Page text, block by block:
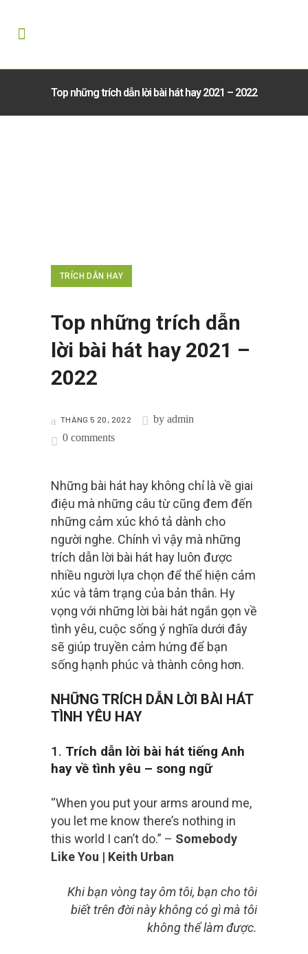
Top những trích dẫn lời bài hát hay 2021 – 2022
TRÍCH DẪN HAY
Top những trích dẫn
lời bài hát hay 2021 –
2022
THÁNG 5 20, 2022 byadmin
0 comments
Những bài hát hay không chỉ là về giai
điệu mà những câu từ cũng đem đến
những cảm xúc khó tả dành cho
người nghe. Chính vì vậy mà những
trích dẫn lời bài hát hay luôn được
nhiều người lựa chọn để thể hiện cảm
xúc và tâm trạng của bản thân. Hy
vọng với những lời bài hát ngắn gọn về
tình yêu, cuộc sống ý nghĩa dưới đây
sẽ giúp truyền cảm hứng để bạn
sống hạnh phúc và thành công hơn.
NHỮNG TRÍCH DẪN LỜI BÀI HÁT
TÌNH YÊU HAY
1. Trích dẫn lời bài hát tiếng Anh
hay về tình yêu – song ngữ
“When you put your arms around me,
you let me know there’s nothing in
this world I can’t do.” – Somebody
Like You | Keith Urban
Khi bạn vòng tay ôm tôi, bạn cho tôi
biết trên đời này không có gì mà tôi
không thể làm được.